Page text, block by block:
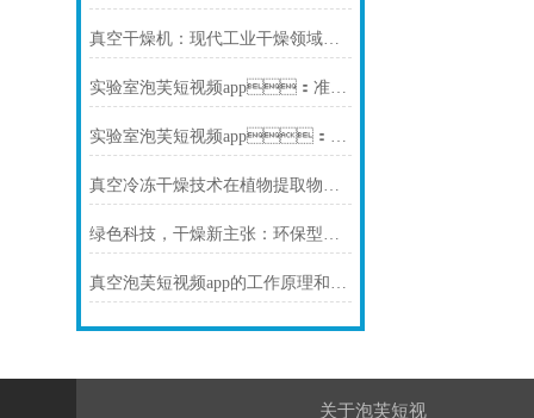
真空干燥机：现代工业干燥领域的璀璨明星
实验室泡芙短视频app：准确控温，保障样品品质无损干燥
实验室泡芙短视频app：一键操作，适用于多种样品快速冻干
真空冷冻干燥技术在植物提取物制备中的应用
绿色科技，干燥新主张：环保型实验室泡芙短视频app领潮流
真空泡芙短视频app的工作原理和优势
关于泡芙短视